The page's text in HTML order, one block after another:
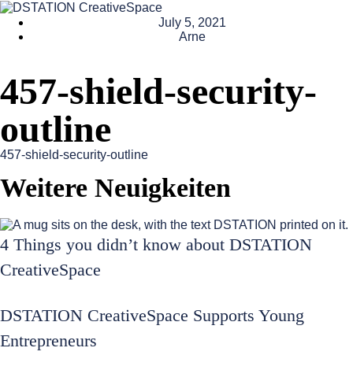
July 5, 2021
Arne
457-shield-security-
outline
457-shield-security-outline
Weitere Neuigkeiten
4 Things you didn’t know about DSTATION
CreativeSpace
DSTATION CreativeSpace Supports Young
Entrepreneurs